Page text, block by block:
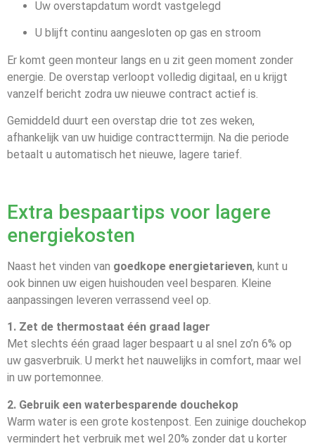
Uw overstapdatum wordt vastgelegd
U blijft continu aangesloten op gas en stroom
Er komt geen monteur langs en u zit geen moment zonder
energie. De overstap verloopt volledig digitaal, en u krijgt
vanzelf bericht zodra uw nieuwe contract actief is.
Gemiddeld duurt een overstap drie tot zes weken,
afhankelijk van uw huidige contracttermijn. Na die periode
betaalt u automatisch het nieuwe, lagere tarief.
Extra bespaartips voor lagere
energiekosten
Naast het vinden van goedkope energietarieven, kunt u
ook binnen uw eigen huishouden veel besparen. Kleine
aanpassingen leveren verrassend veel op.
1. Zet de thermostaat één graad lager
Met slechts één graad lager bespaart u al snel zo’n 6% op
uw gasverbruik. U merkt het nauwelijks in comfort, maar wel
in uw portemonnee.
2. Gebruik een waterbesparende douchekop
Warm water is een grote kostenpost. Een zuinige douchekop
vermindert het verbruik met wel 20% zonder dat u korter